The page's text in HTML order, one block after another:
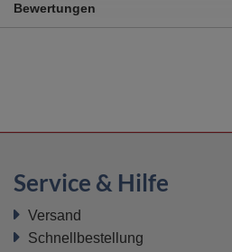
Bewertungen
Service & Hilfe
Versand
Schnellbestellung